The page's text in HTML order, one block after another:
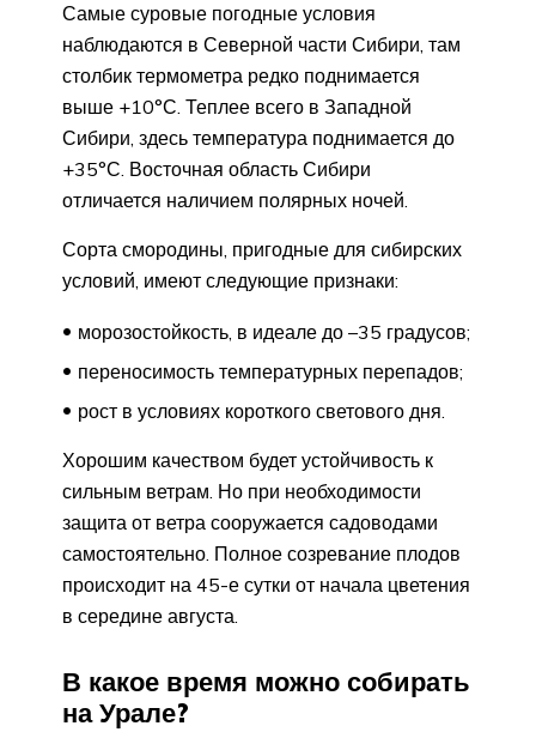
Самые суровые погодные условия
наблюдаются в Северной части Сибири, там
столбик термометра редко поднимается
выше +10°С. Теплее всего в Западной
Сибири, здесь температура поднимается до
+35°С. Восточная область Сибири
отличается наличием полярных ночей.
Сорта смородины, пригодные для сибирских
условий, имеют следующие признаки:
морозостойкость, в идеале до –35 градусов;
переносимость температурных перепадов;
рост в условиях короткого светового дня.
Хорошим качеством будет устойчивость к
сильным ветрам. Но при необходимости
защита от ветра сооружается садоводами
самостоятельно. Полное созревание плодов
происходит на 45-е сутки от начала цветения
в середине августа.
В какое время можно собирать
на Урале?